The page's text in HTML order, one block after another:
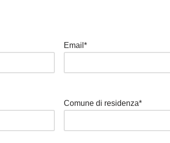
Email*
Comune di residenza*